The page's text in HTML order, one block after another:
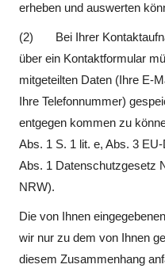
erheben und auswerten
(2) Bei Ihrer
über ein Kontaktformular
mitgeteilten Daten (Ihre E-
Ihre Telefonnummer)
entgegen kommen zu
Abs. 1 S. 1 lit. e, Abs. 3
Abs. 1 Datenschutzgesetz
NRW).
Die von Ihnen
wir nur zu dem von Ihnen
diesem Zusammenhang